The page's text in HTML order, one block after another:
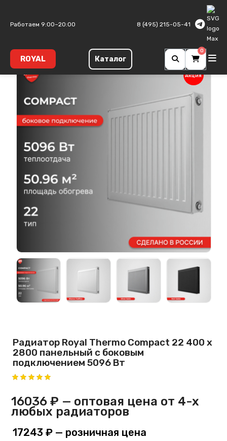
Работаем 9:00–20:00 8 (495) 215-05-41
ROYAL Каталог
0
Тип 22
Акция
Радиатор Royal Thermo Compact 22 400 х
2800 панельный с боковым
подключением 5096 Вт
16036 ₽ — оптовая цена от 4-х
любых радиаторов
17243 ₽ — розничная цена